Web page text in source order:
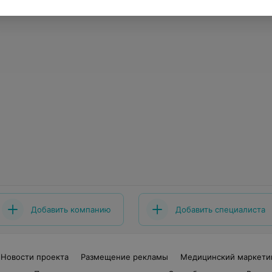
Добавить компанию Добавить специалиста
Новости проекта Размещение рекламы
Медицинский